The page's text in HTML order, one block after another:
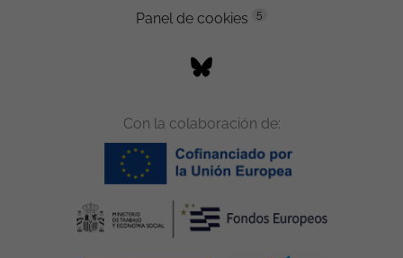
Panel de cookies
5
Con la colaboración de: